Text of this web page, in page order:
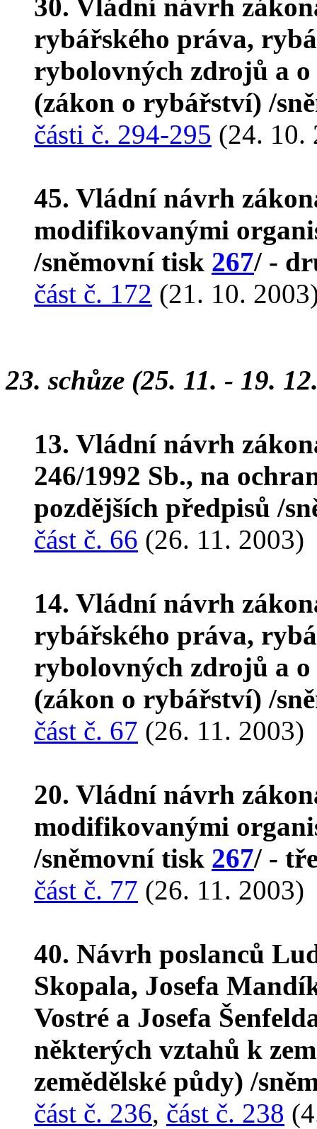
30. Vládní návrh
rybářského práva,
rybolovných zdrojů a o
(zákon o rybářství) /
části č. 294-295 (24. 10.
45. Vládní návrh
modifikovanými
/sněmovní tisk 267/ -
část č. 172 (21. 10.
23. schůze (25. 11. - 19.
13. Vládní návrh
246/1992 Sb., na
pozdějších předpisů /
část č. 66 (26. 11. 2003)
14. Vládní návrh
rybářského práva,
rybolovných zdrojů a o
(zákon o rybářství) /
část č. 67 (26. 11. 2003)
20. Vládní návrh
modifikovanými
/sněmovní tisk 267/ -
část č. 77 (26. 11. 2003)
40. Návrh poslanců
Skopala, Josefa
Vostré a Josefa
některých vztahů k
zemědělské půdy) /
část č. 236, část č. 238